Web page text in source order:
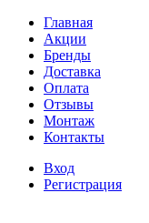
Главная
Акции
Бренды
Доставка
Оплата
Отзывы
Монтаж
Контакты
Вход
Регистрация